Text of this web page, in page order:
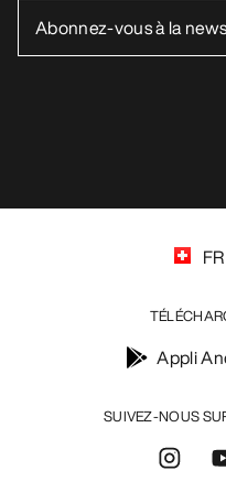
SUIVEZ-NOUS
FR
Appli